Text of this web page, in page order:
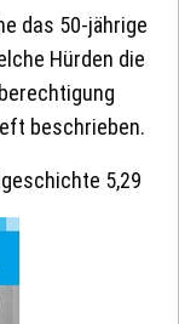
das 50-jährige
Hürden die
beschrieben.
5,29